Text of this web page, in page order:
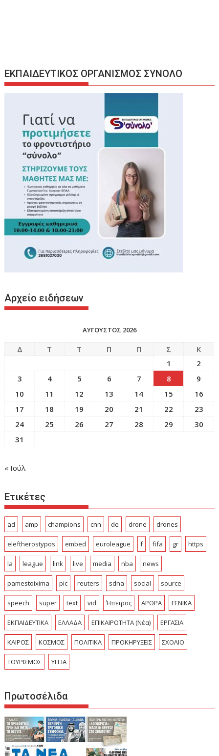
ΕΚΠΑΙΔΕΥΤΙΚΟΣ ΟΡΓΑΝΙΣΜΟΣ ΣΥΝΟΛΟ
Αρχείο ειδήσεων
ΑΥΓΟΥΣΤΟΣ 2026
Δ Τ Τ Π Π Σ
Κ
1
2
3
4 5 6 7 8
9
10
11 12 13 14 15
16
17
18 19 20 21 22
23
24
25 26 27 28 29
30
31
« Ιούλ
Ετικέτες
ad amp champions cnn de drone drones
eleftherostypos embed euroleague f fifa gr https
la league link live media nba news
pamestoixima pic reuters sdna social source
speech super text vid Ήπειρος ΑΡΘΡΑ ΓΕΝΙΚΑ
ΕΚΠΑΙΔΕΥΤΙΚΑ ΕΛΛΑΔΑ ΕΠΙΚΑΙΡΟΤΗΤΑ (Νέα) ΕΡΓΑΣΙΑ
ΚΑΙΡΟΣ ΚΟΣΜΟΣ ΠΟΛΙΤΙΚΑ ΠΡΟΚΗΡΥΞΕΙΣ ΣΧΟΛΙΟ
ΤΟΥΡΙΣΜΟΣ ΥΓΕΙΑ
Πρωτοσέλιδα